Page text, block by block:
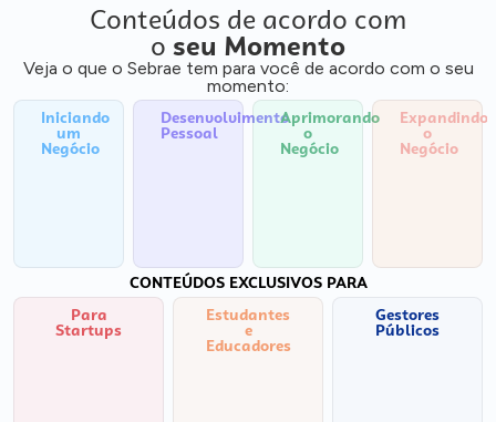
Conteúdos de acordo com
o seu Momento
Veja o que o Sebrae tem para você de acordo com o seu
momento:
Iniciando
um
Negócio
Desenvolvimento
Pessoal
Aprimorando
o
Negócio
Expandindo
o
Negócio
CONTEÚDOS EXCLUSIVOS PARA
Para
Startups
Estudantes
e
Educadores
Gestores
Públicos